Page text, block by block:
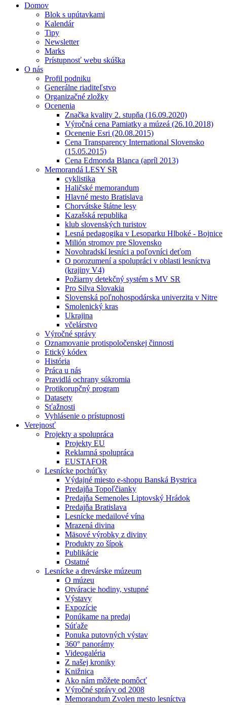
Domov
Blok s upútavkami
Kalendár
Tipy
Newsletter
Marks
Prístupnosť webu skúška
O nás
Profil podniku
Generálne riaditeľstvo
Organizačné zložky
Ocenenia
Značka kvality 2. stupňa (16.09.2020)
Výročná cena Pamiatky a múzeá (26.10.2018)
Ocenenie Esri (20.08.2015)
Cena Transparency International Slovensko
(15.05.2015)
Cena Edmonda Blanca (apríl 2013)
Memorandá LESY SR
cyklistika
Haličské memorandum
Hlavné mesto Bratislava
Chorvátske štátne lesy
Kazašská republika
klub slovenských turistov
Lesná pedagogika v Lesoparku Hlboké - Bojnice
Milión stromov pre Slovensko
Novohradskí lesníci a poľovníci deťom
O porozumení a spolupráci v oblasti lesníctva
(krajiny V4)
Požiarny detekčný systém s MV SR
Pro Silva Slovakia
Slovenská poľnohospodárska univerzita v Nitre
Smolenický kras
Ukrajina
včelárstvo
Výročné správy
Oznamovanie protispoločenskej činnosti
Etický kódex
História
Práca u nás
Pravidlá ochrany súkromia
Protikorupčný program
Datasety
Sťažnosti
Vyhlásenie o prístupnosti
Verejnosť
Projekty a spolupráca
Projekty EU
Reklamná spolupráca
EUSTAFOR
Lesnícke pochúťky
Výdajné miesto e-shopu Banská Bystrica
Predajňa Topoľčianky
Predajňa Semenoles Liptovský Hrádok
Predajňa Bratislava
Lesnícke medailové vína
Mrazená divina
Mäsové výrobky z diviny
Produkty zo šípok
Publikácie
Ostatné
Lesnícke a drevárske múzeum
O múzeu
Otváracie hodiny, vstupné
Výstavy
Expozície
Ponúkame na predaj
Súťaže
Ponuka putovných výstav
360° panorámy
Videogaléria
Z našej kroniky
Knižnica
Ako nám môžete pomôcť
Výročné správy od 2008
Memorandum Zvolen mesto lesníctva